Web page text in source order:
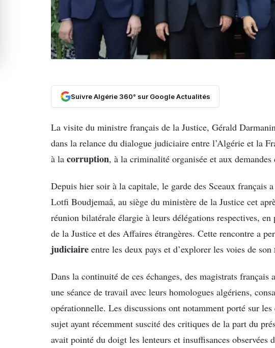
Suivre Algérie 360° sur Google Actualités
La visite du ministre français de la Justice, Gérald
dans la relance du dialogue judiciaire entre l’Algérie et la
à la corruption, à la criminalité organisée et aux demandes
Depuis hier soir à la capitale, le garde des Sceaux français
Lotfi Boudjemaâ, au siège du ministère de la Justice cet
réunion bilatérale élargie à leurs délégations respectives, en
de la Justice et des Affaires étrangères. Cette rencontre a
judiciaire entre les deux pays et d’explorer les voies de son
Dans la continuité de ces échanges, des magistrats
une séance de travail avec leurs homologues algériens,
opérationnelle. Les discussions ont notamment porté sur
sujet ayant récemment suscité des critiques de la part du
avait pointé du doigt les lenteurs et insuffisances observées